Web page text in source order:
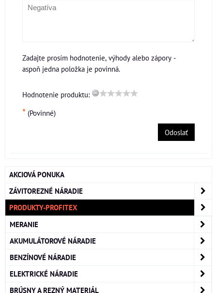
Zadajte prosím hodnotenie, výhody alebo zápory -
aspoň jedna položka je povinná.
Hodnotenie produktu:
* (Povinné)
Odoslať
AKCIOVÁ PONUKA
ZÁVITOREZNÉ NÁRADIE
PRODUKTY-PROFITEX
MERANIE
AKUMULÁTOROVÉ NÁRADIE
BENZÍNOVÉ NÁRADIE
ELEKTRICKÉ NÁRADIE
BRÚSNY A REZNÝ MATERIÁL